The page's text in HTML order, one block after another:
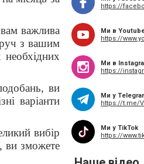
важлива
з вашим
необхідних
ви
варіанти
вибір
ви зможете
https://
Ми в
Ми в
https://
Ми у
https://t.me/
Ми у TikTok
https://